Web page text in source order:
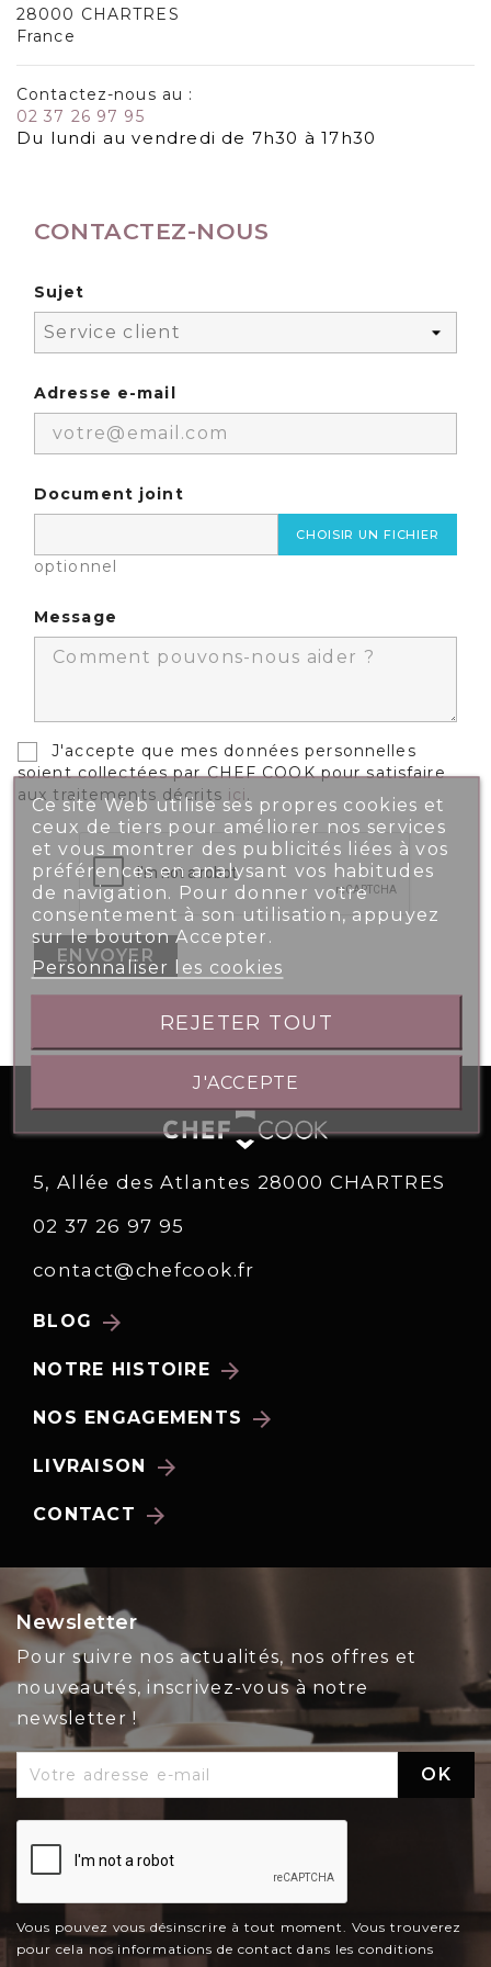
28000 CHARTRES
France
Contactez-nous au :
02 37 26 97 95
Du lundi au vendredi de 7h30 à 17h30
CONTACTEZ-NOUS
Sujet
Adresse e-mail
Document joint
CHOISIR UN FICHIER
optionnel
Message
J'accepte que mes données personnelles
soient collectées par CHEF COOK pour satisfaire
aux traitements décrits ici.
5, Allée des Atlantes 28000 CHARTRES
02 37 26 97 95
contact@chefcook.fr
BLOG arrow_forward
NOTRE HISTOIRE arrow_forward
NOS ENGAGEMENTS arrow_forward
LIVRAISON arrow_forward
CONTACT arrow_forward
Newsletter
Pour suivre nos actualités, nos offres et
nouveautés, inscrivez-vous à notre
newsletter !
Vous pouvez vous désinscrire à tout moment. Vous trouverez
pour cela nos informations de contact dans les conditions
Ce site Web utilise ses propres cookies et
ceux de tiers pour améliorer nos services
et vous montrer des publicités liées à vos
préférences en analysant vos habitudes
de navigation. Pour donner votre
consentement à son utilisation, appuyez
sur le bouton Accepter.
Personnaliser les cookies
REJETER TOUT
J'ACCEPTE